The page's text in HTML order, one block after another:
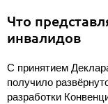
Что
инвалидов
С принятием
получило
разработки